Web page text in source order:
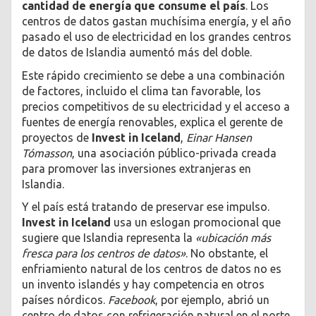
cantidad de energía que consume el país. Los
centros de datos gastan muchísima energía, y el año
pasado el uso de electricidad en los grandes centros
de datos de Islandia aumentó más del doble.
Este rápido crecimiento se debe a una combinación
de factores, incluido el clima tan favorable, los
precios competitivos de su electricidad y el acceso a
fuentes de energía renovables, explica el gerente de
proyectos de Invest in Iceland, Einar Hansen
Tómasson, una asociación público-privada creada
para promover las inversiones extranjeras en
Islandia.
Y el país está tratando de preservar ese impulso.
Invest in Iceland usa un eslogan promocional que
sugiere que Islandia representa la «ubicación más
fresca para los centros de datos». No obstante, el
enfriamiento natural de los centros de datos no es
un invento islandés y hay competencia en otros
países nórdicos. Facebook, por ejemplo, abrió un